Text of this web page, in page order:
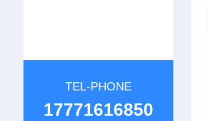
TEL-PHONE
17771616850